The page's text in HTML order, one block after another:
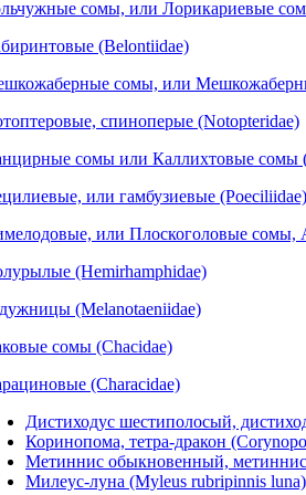
сомы, или Лорикариевые
(Belontiidae)
сомы, или
спиноперые (Notopteridae)
сомы или Каллихтовые сомы
или гамбузиевые (Poeciliidae)
или Плоскоголовые сомы,
(Hemirhamphidae)
(Melanotaeniidae)
сомы (Chacidae)
(Characidae)
Дистиходус шестиполосый,
Коринопома, тетра-дракон
Метиннис обыкновенный,
Милеус-луна (Myleus rubripinnis luna)